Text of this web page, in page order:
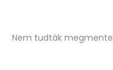
Nem tudták